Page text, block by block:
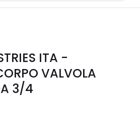
ITA -
VALVOLA
3/4